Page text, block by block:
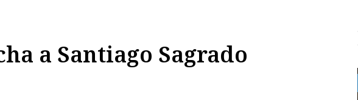
a Santiago Sagrado